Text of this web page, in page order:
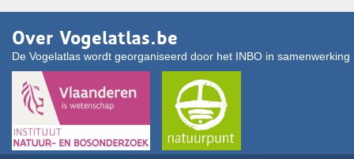
Over Vogelatlas.be
De Vogelatlas wordt georganiseerd door het INBO in